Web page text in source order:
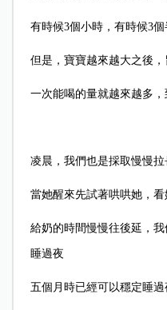
有時候3個小時，有時候3
但是，寶寶越來越大之後
一次能喝的量就越來越多
凌晨，我們也是採取慢慢
當她醒來先試著哄哄她，
給奶的時間慢慢往後延，
睡過夜
五個月時已經可以穩定睡過